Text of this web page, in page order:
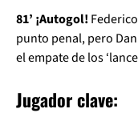
81’ ¡Autogol!
punto penal, pero
el empate de los
Jugador clave: